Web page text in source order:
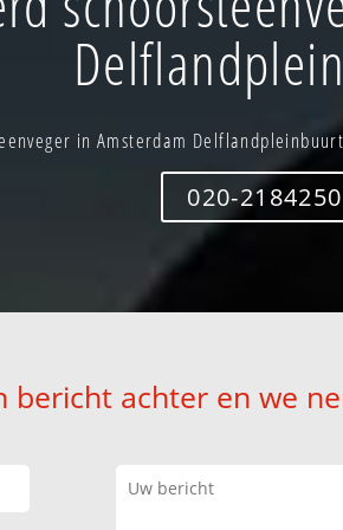
in Amsterdam
020-2184250
bericht achter en we